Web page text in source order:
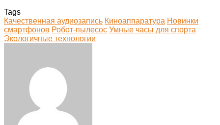
Tags
Качественная аудиозапись Киноаппаратура Новинки
смартфонов Робот-пылесос Умные часы для спорта
Экологичные технологии